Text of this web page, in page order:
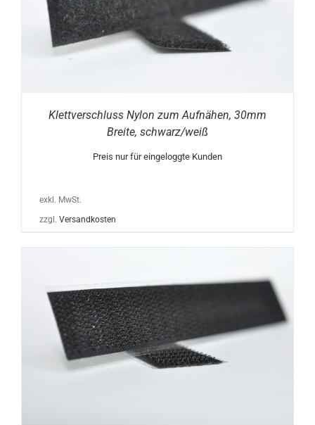
Klettverschluss Nylon zum Aufnähen, 30mm
Breite, schwarz/weiß
Preis nur für eingeloggte Kunden
exkl. MwSt.
zzgl. Versandkosten